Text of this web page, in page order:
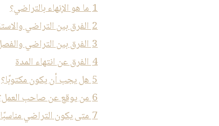
1ما هو الإنهاء بالتراضي؟
2الفرق بين التراضي
3الفرق بين التراضي
4الفرق عن انتهاء المدة
5هل يجب أن يكون مكتوبًا؟
6من يوقع عن صاحب
7متى يكون التراضي